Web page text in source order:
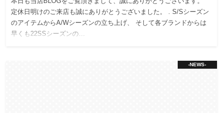
定休日明けのご来店も誠にありがとうございました。 . S/Sシーズン
のアイテムからA/Wシーズンの立ち上げ、 そして各ブランドからは
早くも22SSシーズンの…
-NEWS-